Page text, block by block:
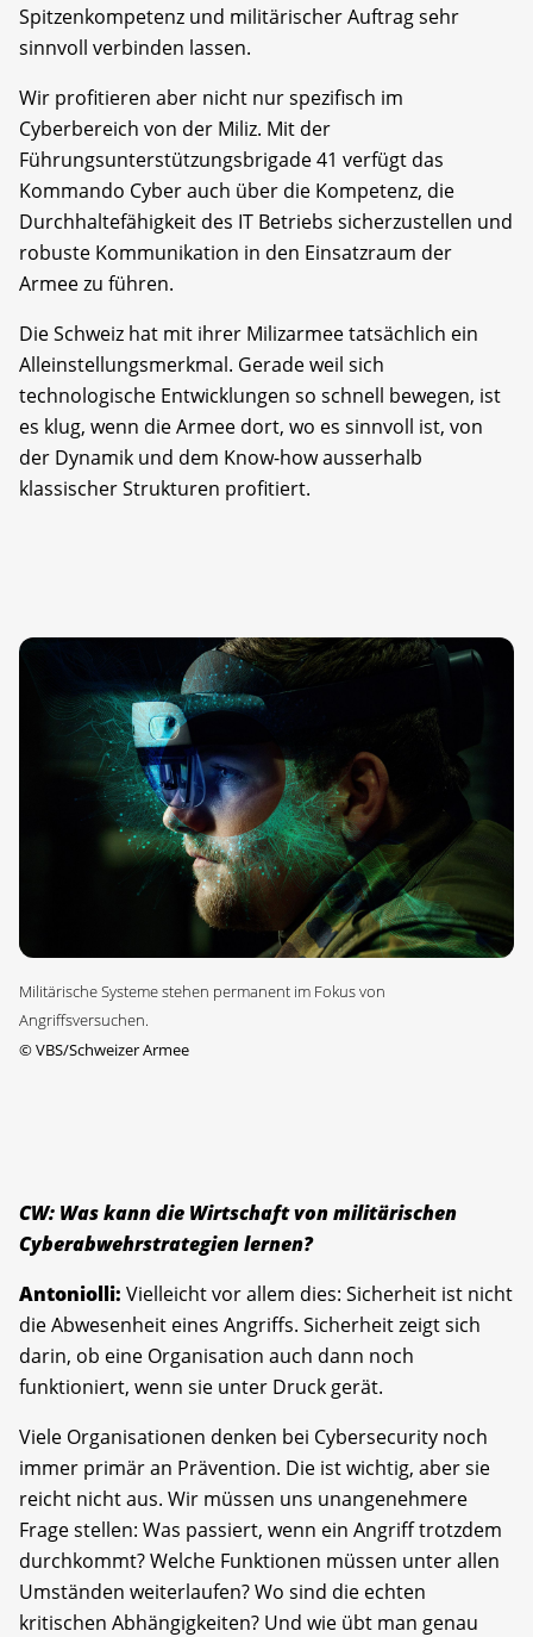
Spitzenkompetenz und militärischer Auftrag sehr
sinnvoll verbinden lassen.
Wir profitieren aber nicht nur spezifisch im
Cyberbereich von der Miliz. Mit der
Führungsunterstützungsbrigade 41 verfügt das
Kommando Cyber auch über die Kompetenz, die
Durchhaltefähigkeit des IT Betriebs sicherzustellen und
robuste Kommunikation in den Einsatzraum der
Armee zu führen.
Die Schweiz hat mit ihrer Milizarmee tatsächlich ein
Alleinstellungsmerkmal. Gerade weil sich
technologische Entwicklungen so schnell bewegen, ist
es klug, wenn die Armee dort, wo es sinnvoll ist, von
der Dynamik und dem Know-how ausserhalb
klassischer Strukturen profitiert.
Militärische Systeme stehen permanent im Fokus von
Angriffsversuchen.
©VBS/Schweizer Armee
CW: Was kann die Wirtschaft von militärischen
Cyberabwehrstrategien lernen?
Antoniolli: Vielleicht vor allem dies: Sicherheit ist nicht
die Abwesenheit eines Angriffs. Sicherheit zeigt sich
darin, ob eine Organisation auch dann noch
funktioniert, wenn sie unter Druck gerät.
Viele Organisationen denken bei Cybersecurity noch
immer primär an Prävention. Die ist wichtig, aber sie
reicht nicht aus. Wir müssen uns unangenehmere
Frage stellen: Was passiert, wenn ein Angriff trotzdem
durchkommt? Welche Funktionen müssen unter allen
Umständen weiterlaufen? Wo sind die echten
kritischen Abhängigkeiten? Und wie übt man genau